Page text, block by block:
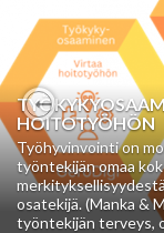
HOITOTYÖHÖN
Työhyvinvointi on
työntekijän omaa
osatekijä. (Manka &
työntekijän terveys,
Previous